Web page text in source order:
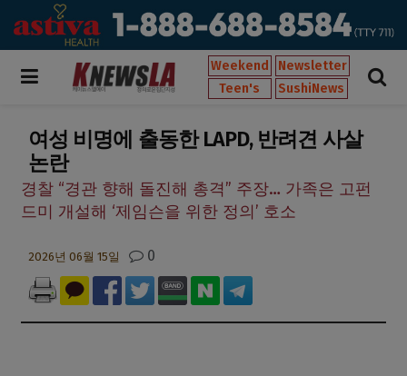
Weekend
Newsletter
Teen's
SushiNews
여성 비명에 출동한 LAPD, 반려견 사살
논란
경찰 “경관 향해 돌진해 총격” 주장… 가족은 고펀
드미 개설해 ‘제임슨을 위한 정의’ 호소
2026년 06월 15일 0